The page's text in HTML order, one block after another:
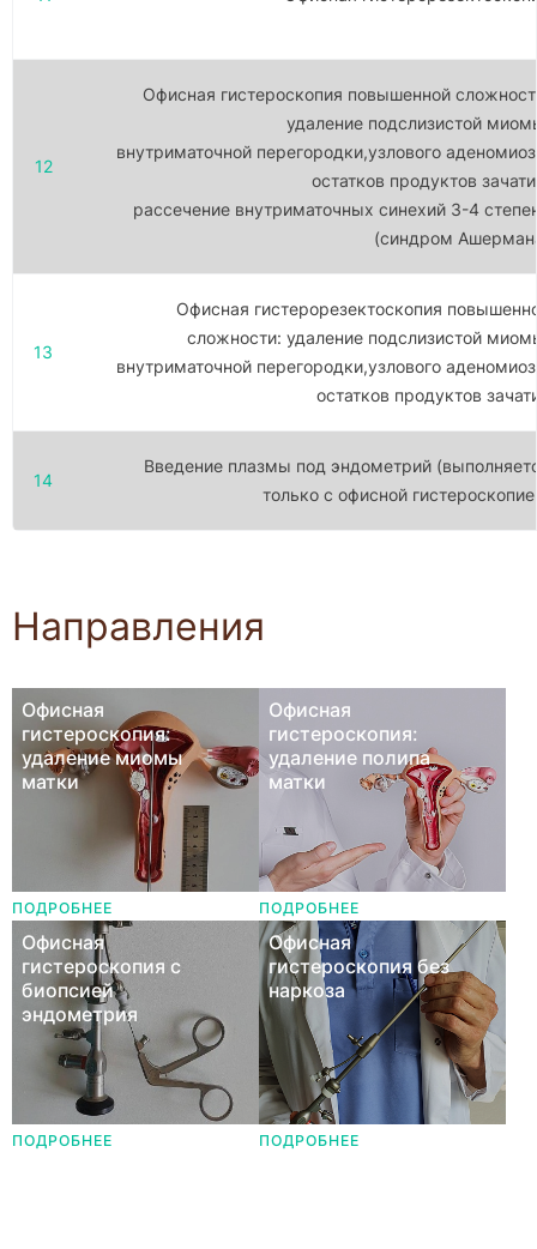
12
Офисная гистероскопия повышенной
удаление подслизистой
внутриматочной перегородки,узлового
остатков продуктов
рассечение внутриматочных синехий 3-4
(синдром
13
Офисная гистерорезектоскопия
сложности: удаление подслизистой
внутриматочной перегородки,узлового
остатков продуктов
14
Введение плазмы под эндометрий
только с офисной
Направления
Офисная
гистероскопия:
удаление миомы
матки
ПОДРОБНЕЕ
Офисная
гистероскопия:
удаление полипа
матки
ПОДРОБНЕЕ
Офисная
гистероскопия с
биопсией
эндометрия
ПОДРОБНЕЕ
Офисная
гистероскопия без
наркоза
ПОДРОБНЕЕ